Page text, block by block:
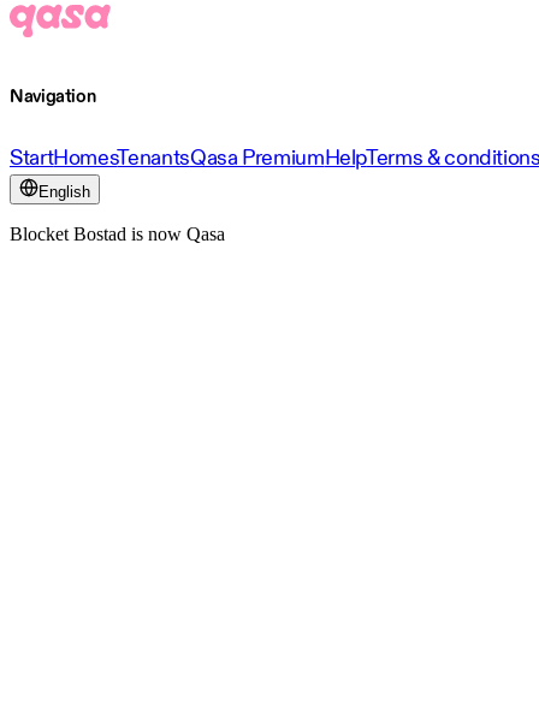
Navigation
StartHomesTenantsQasa PremiumHelpTerms &
English
Blocket Bostad is now Qasa